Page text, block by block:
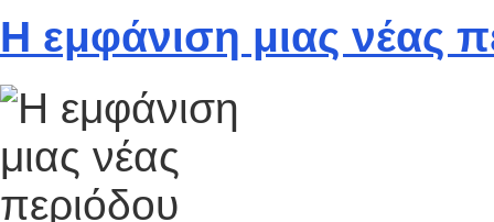
Η εμφάνιση μιας νέας